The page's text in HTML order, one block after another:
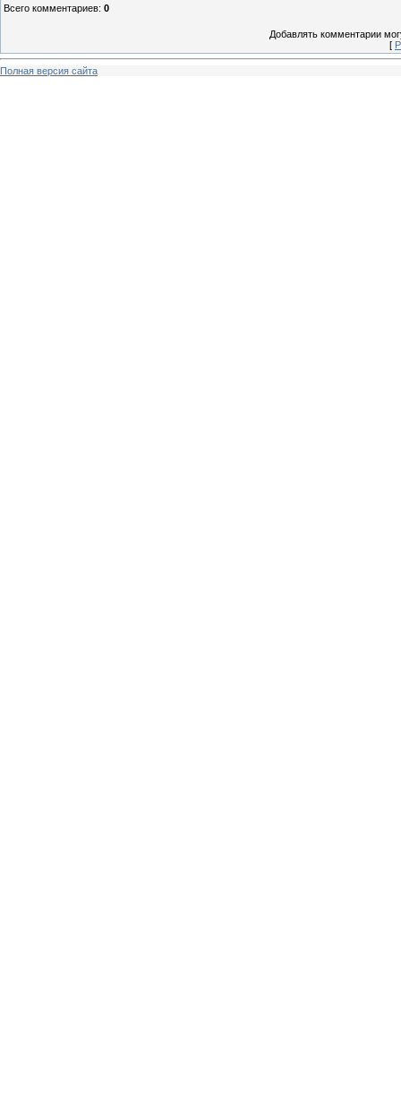
Всего комментариев: 0
Добавлять комментарии
[
Полная версия сайта